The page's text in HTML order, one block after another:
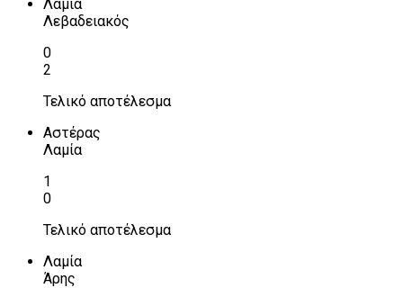
Λαμία
Λεβαδειακός
0
2
Τελικό αποτέλεσμα
Αστέρας
Λαμία
1
0
Τελικό αποτέλεσμα
Λαμία
Άρης